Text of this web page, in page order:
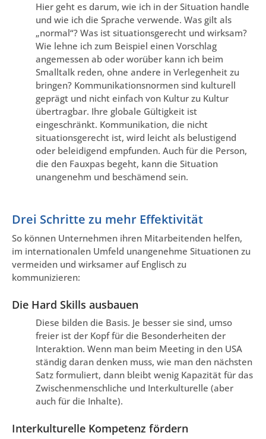
Hier geht es darum, wie ich in der Situation handle
und wie ich die Sprache verwende. Was gilt als
„normal“? Was ist situationsgerecht und wirksam?
Wie lehne ich zum Beispiel einen Vorschlag
angemessen ab oder worüber kann ich beim
Smalltalk reden, ohne andere in Verlegenheit zu
bringen? Kommunikationsnormen sind kulturell
geprägt und nicht einfach von Kultur zu Kultur
übertragbar. Ihre globale Gültigkeit ist
eingeschränkt. Kommunikation, die nicht
situationsgerecht ist, wird leicht als belustigend
oder beleidigend empfunden. Auch für die Person,
die den Fauxpas begeht, kann die Situation
unangenehm und beschämend sein.
Drei Schritte zu mehr Effektivität
So können Unternehmen ihren Mitarbeitenden helfen,
im internationalen Umfeld unangenehme Situationen zu
vermeiden und wirksamer auf Englisch zu
kommunizieren:
Die Hard Skills ausbauen
Diese bilden die Basis. Je besser sie sind, umso
freier ist der Kopf für die Besonderheiten der
Interaktion. Wenn man beim Meeting in den USA
ständig daran denken muss, wie man den nächsten
Satz formuliert, dann bleibt wenig Kapazität für das
Zwischenmenschliche und Interkulturelle (aber
auch für die Inhalte).
Interkulturelle Kompetenz fördern